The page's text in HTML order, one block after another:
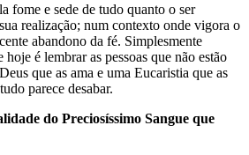
fome e sede de tudo quanto o ser
realização; num contexto onde vigora o
abandono da fé. Simplesmente
hoje é lembrar as pessoas que não estão
que as ama e uma Eucaristia que as
parece desabar.
do Preciosíssimo Sangue que